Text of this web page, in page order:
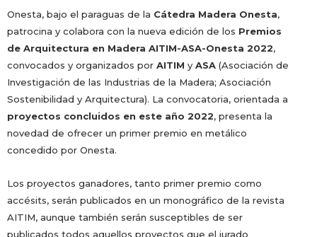
Onesta, bajo el paraguas de la Cátedra Madera Onesta,
patrocina y colabora con la nueva edición de los Premios
de Arquitectura en Madera AITIM-ASA-Onesta 2022,
convocados y organizados por AITIM y ASA (Asociación de
Investigación de las Industrias de la Madera; Asociación
Sostenibilidad y Arquitectura). La convocatoria, orientada a
proyectos concluidos en este año 2022, presenta la
novedad de ofrecer un primer premio en metálico
concedido por Onesta.
Los proyectos ganadores, tanto primer premio como
accésits, serán publicados en un monográfico de la revista
AITIM, aunque también serán susceptibles de ser
publicados todos aquellos proyectos que el jurado